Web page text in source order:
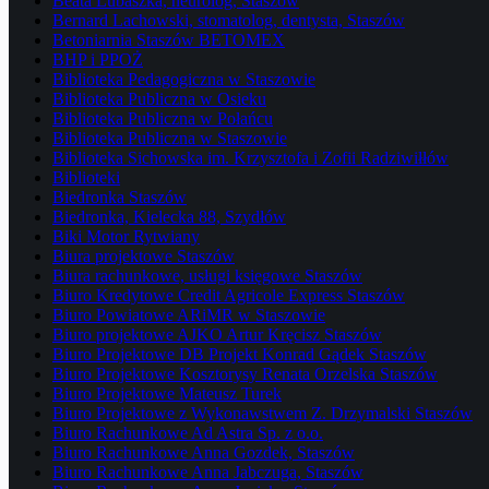
Bernard Lachowski, stomatolog, dentysta, Staszów
Betoniarnia Staszów BETOMEX
BHP i PPOŻ
Biblioteka Pedagogiczna w Staszowie
Biblioteka Publiczna w Osieku
Biblioteka Publiczna w Połańcu
Biblioteka Publiczna w Staszowie
Biblioteka Sichowska im. Krzysztofa i Zofii Radziwiłłów
Biblioteki
Biedronka Staszów
Biedronka, Kielecka 88, Szydłów
Biki Motor Rytwiany
Biura projektowe Staszów
Biura rachunkowe, usługi księgowe Staszów
Biuro Kredytowe Credit Agricole Express Staszów
Biuro Powiatowe ARiMR w Staszowie
Biuro projektowe AJKO Artur Kręcisz Staszów
Biuro Projektowe DB Projekt Konrad Gądek Staszów
Biuro Projektowe Kosztorysy Renata Orzelska Staszów
Biuro Projektowe Mateusz Turek
Biuro Projektowe z Wykonawstwem Z. Drzymalski Staszów
Biuro Rachunkowe Ad Astra Sp. z o.o.
Biuro Rachunkowe Anna Gozdek, Staszów
Biuro Rachunkowe Anna Jabczuga, Staszów